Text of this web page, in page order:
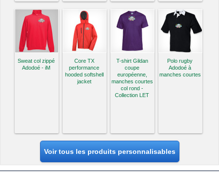
Sweat col zippé
Adodoé - iM
Core TX
performance
hooded softshell
jacket
T-shirt Gildan
coupe
européenne,
manches courtes
col rond -
Collection LET
Polo rugby
Adodoé à
manches courtes
Voir tous les produits personnalisables